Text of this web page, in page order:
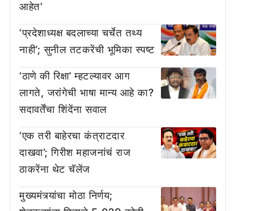
आहेत’
‘प्रदेशाध्यक्ष बदलाच्या चर्चेत तथ्य
नाही’; सुनील तटकरेंची भूमिका स्पष्ट
‘ठाणे की रिक्षा’ म्हटल्यावर आग
लागते, जरांगेची भाषा मान्य आहे का?
सदावर्तेंचा शिंदेंना सवाल
‘एक तरी बाहेरचा कंत्राटदार
दाखवा’; गिरीश महाजनांचं राज
ठाकरेंना थेट चॅलेंज
मुख्यमंत्र्यांचा मोठा निर्णय;